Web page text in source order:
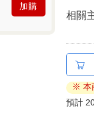
加購
相關
※ 本
預計